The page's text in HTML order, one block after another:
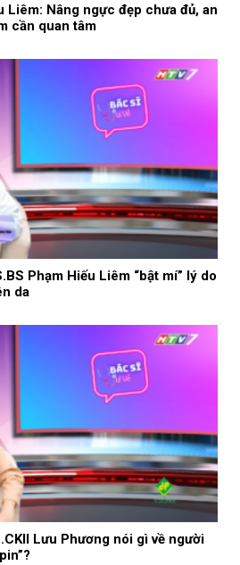
Liêm: Nâng ngực đẹp chưa đủ, an
cần quan tâm
Phạm Hiếu Liêm “bật mí” lý do
da
Lưu Phương nói gì về người